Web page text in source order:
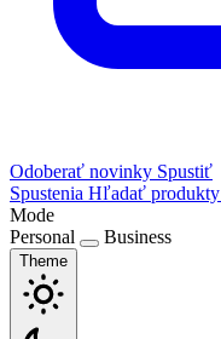
Odoberať novinky Spustiť
Spustenia Hľadať produkty
Mode
Personal
Business
Theme